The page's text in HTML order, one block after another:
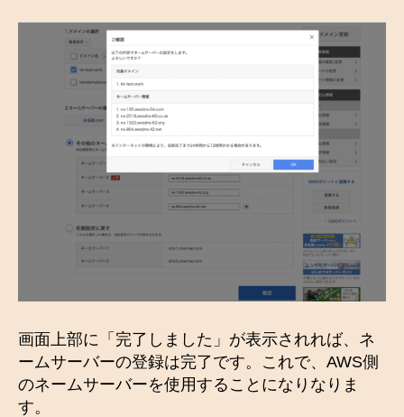
画面上部に「完了しました」が表示されれば、ネ
ームサーバーの登録は完了です。これで、AWS側
のネームサーバーを使用することになりなりま
す。